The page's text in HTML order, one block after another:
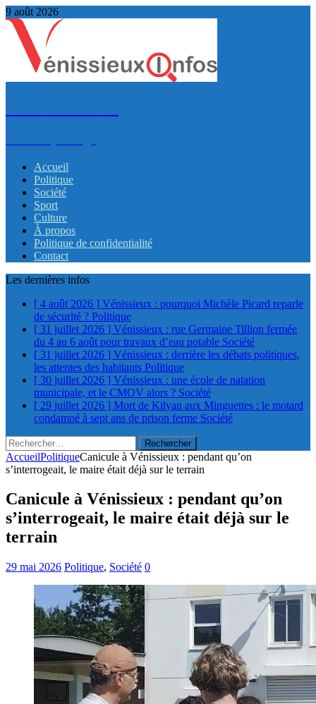
9 août 2026
Accueil
Politique
Société
Sport
Culture
À propos
Politique de confidentialité
Contact
Les dernières infos
[ 4 août 2026 ] Vénissieux : pourquoi Michèle Picard reparle
de sécurité ? Politique
[ 31 juillet 2026 ] Vénissieux : rue Germaine Tillion fermée
du 4 au 6 août pour travaux d’eau potable Société
[ 31 juillet 2026 ] Vénissieux : derrière les débats politiques,
les attentes des habitants Politique
[ 30 juillet 2026 ] Vénissieux : une école de natation
municipale, et le CMOV alors ? Société
[ 29 juillet 2026 ] Mort de Kilyan aux Minguettes : le motard
condamné à sept ans de prison ferme Société
Rechercher :
AccueilPolitiqueCanicule à Vénissieux : pendant qu’on
s’interrogeait, le maire était déjà sur le terrain
Canicule à Vénissieux : pendant qu’on
s’interrogeait, le maire était déjà sur le
terrain
29 mai 2026 Politique, Société 0